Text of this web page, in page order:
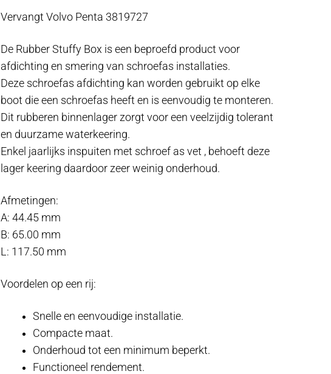
65mm
Volvo
Penta
3819727
aantal
Vervangt Volvo Penta 3819727
De Rubber Stuffy Box is een beproefd product voor
afdichting en smering van schroefas installaties.
Deze schroefas afdichting kan worden gebruikt op elke
boot die een schroefas heeft en is eenvoudig te monteren.
Dit rubberen binnenlager zorgt voor een veelzijdig tolerant
en duurzame waterkeering.
Enkel jaarlijks inspuiten met schroef as vet , behoeft deze
lager keering daardoor zeer weinig onderhoud.
Afmetingen:
A: 44.45 mm
B: 65.00 mm
L: 117.50 mm
Voordelen op een rij:
Snelle en eenvoudige installatie.
Compacte maat.
Onderhoud tot een minimum beperkt.
Functioneel rendement.